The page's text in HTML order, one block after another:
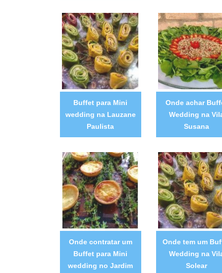
Buffet para Mini
wedding na Lauzane
Paulista
Onde achar
Wedding na
Susana
Onde contratar um
Buffet para Mini
wedding no Jardim
Onde tem um
Wedding na
Solear